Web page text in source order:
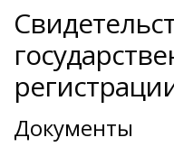
Документы